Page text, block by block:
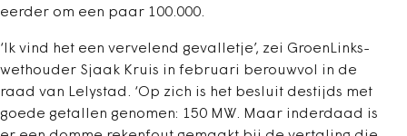
eerder om een paar 100.000.
‘Ik vind het een vervelend gevalletje’, zei GroenLinks-
wethouder Sjaak Kruis in februari berouwvol in de
raad van Lelystad. ‘Op zich is het besluit destijds met
goede getallen genomen: 150 MW. Maar inderdaad is